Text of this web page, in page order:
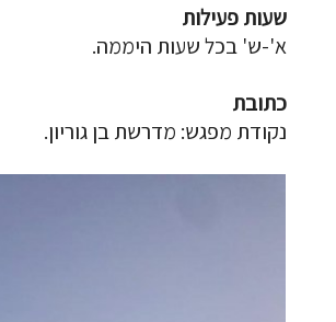
שעות פעילות
א'-ש' בכל שעות היממה.
כתובת
נקודת מפגש: מדרשת בן גוריון.